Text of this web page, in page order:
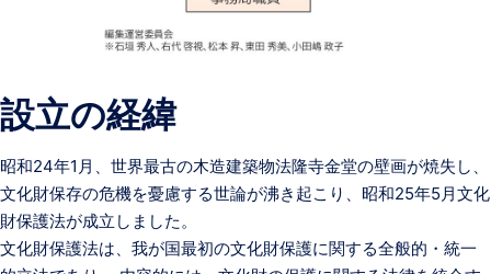
設立の経緯
昭和24年1月、世界最古の木造建築物法隆寺金堂の壁画が焼失し、
文化財保存の危機を憂慮する世論が沸き起こり、昭和25年5月文化
財保護法が成立しました。
文化財保護法は、我が国最初の文化財保護に関する全般的・統一